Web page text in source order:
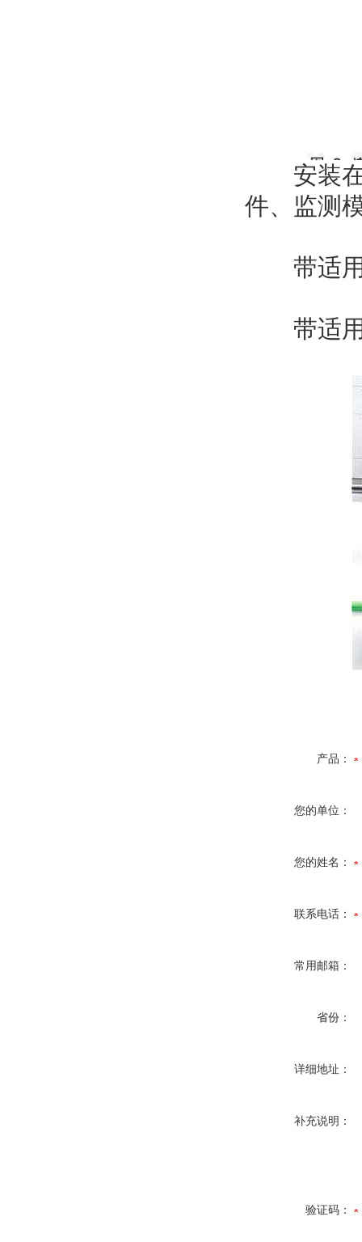
安装在
件、监测
带适用
带适用
产品：
您的单位：
您的姓名：
联系电话：
常用邮箱：
省份：
详细地址：
补充说明：
验证码：